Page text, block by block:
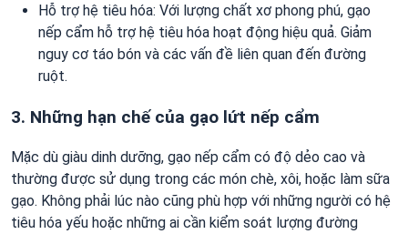
Hỗ trợ hệ tiêu hóa: Với lượng chất xơ phong phú, gạo
nếp cẩm hỗ trợ hệ tiêu hóa hoạt động hiệu quả. Giảm
nguy cơ táo bón và các vấn đề liên quan đến đường
ruột.
3. Những hạn chế của gạo lứt nếp cẩm
Mặc dù giàu dinh dưỡng, gạo nếp cẩm có độ dẻo cao và
thường được sử dụng trong các món chè, xôi, hoặc làm sữa
gạo. Không phải lúc nào cũng phù hợp với những người có hệ
tiêu hóa yếu hoặc những ai cần kiểm soát lượng đường